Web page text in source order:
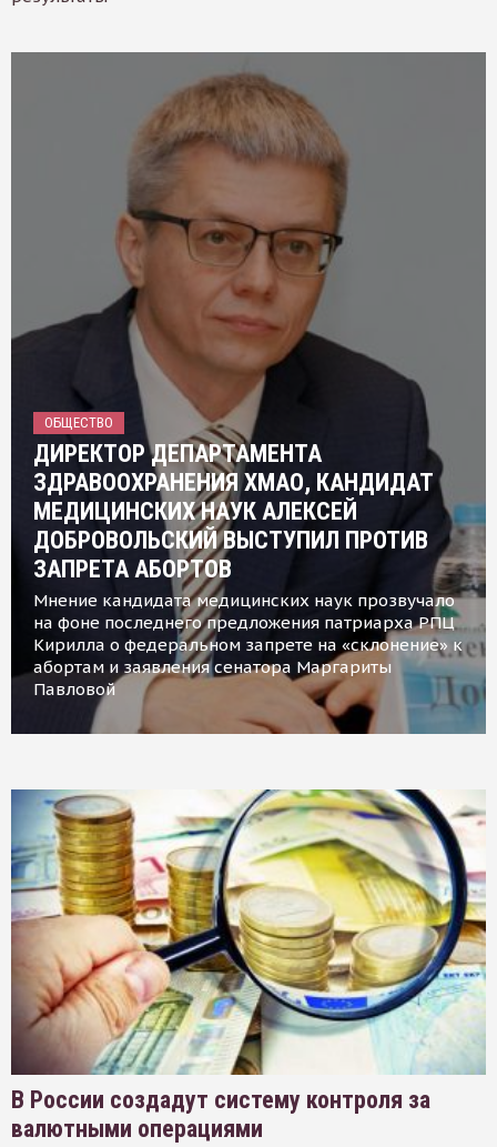
ОБЩЕСТВО
ДИРЕКТОР ДЕПАРТАМЕНТА
ЗДРАВООХРАНЕНИЯ ХМАО, КАНДИДАТ
МЕДИЦИНСКИХ НАУК АЛЕКСЕЙ
ДОБРОВОЛЬСКИЙ ВЫСТУПИЛ ПРОТИВ
ЗАПРЕТА АБОРТОВ
Мнение кандидата медицинских наук прозвучало
на фоне последнего предложения патриарха РПЦ
Кирилла о федеральном запрете на «склонение» к
абортам и заявления сенатора Маргариты
Павловой
В России создадут систему контроля за
валютными операциями